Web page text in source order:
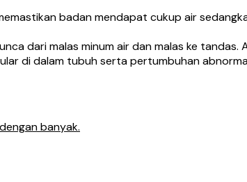
badan mendapat cukup air
dari malas minum air dan malas ke
di dalam tubuh serta pertumbuhan
banyak.